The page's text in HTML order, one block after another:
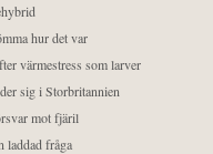
hur det var
värmestress som larver
sig i Storbritannien
mot fjäril
laddad fråga